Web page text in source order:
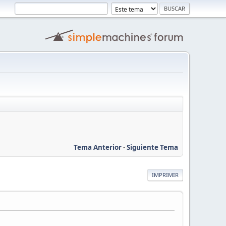
Tema Anterior-Siguiente Tema
IMPRIMIR